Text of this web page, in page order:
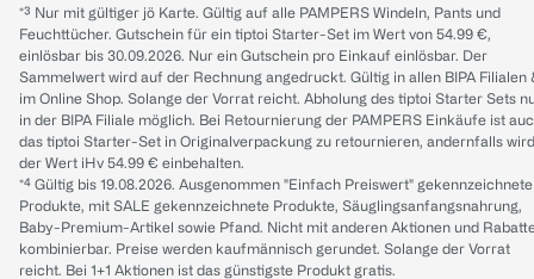
*³ Nur mit gültiger jö Karte. Gültig auf alle PAMPERS Windeln, Pants und
Feuchttücher. Gutschein für ein tiptoi Starter-Set im Wert von 54.99 €,
einlösbar bis 30.09.2026. Nur ein Gutschein pro Einkauf einlösbar. Der
Sammelwert wird auf der Rechnung angedruckt. Gültig in allen BIPA Filialen
im Online Shop. Solange der Vorrat reicht. Abholung des tiptoi Starter Sets
in der BIPA Filiale möglich. Bei Retournierung der PAMPERS Einkäufe ist
das tiptoi Starter-Set in Originalverpackung zu retournieren, andernfalls wird
der Wert iHv 54.99 € einbehalten.
*⁴ Gültig bis 19.08.2026. Ausgenommen "Einfach Preiswert" gekennzeichnete
Produkte, mit SALE gekennzeichnete Produkte, Säuglingsanfangsnahrung,
Baby-Premium-Artikel sowie Pfand. Nicht mit anderen Aktionen und
kombinierbar. Preise werden kaufmännisch gerundet. Solange der Vorrat
reicht. Bei 1+1 Aktionen ist das günstigste Produkt gratis.